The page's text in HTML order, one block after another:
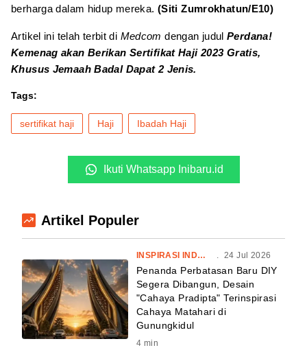
berharga dalam hidup mereka. (Siti Zumrokhatun/E10)
Artikel ini telah terbit di Medcom dengan judul Perdana!
Kemenag akan Berikan Sertifikat Haji 2023 Gratis,
Khusus Jemaah Badal Dapat 2 Jenis.
Tags:
sertifikat haji Haji Ibadah Haji
Ikuti Whatsapp Inibaru.id
Artikel Populer
INSPIRASI INDONESIA . 24 Jul 2026
Penanda Perbatasan Baru DIY
Segera Dibangun, Desain
"Cahaya Pradipta" Terinspirasi
Cahaya Matahari di
Gunungkidul
4 min